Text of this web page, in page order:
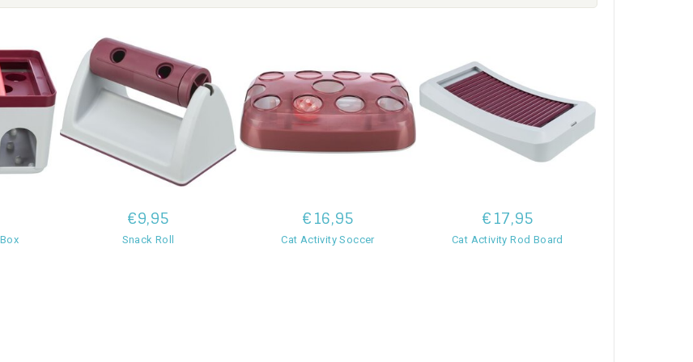
€9,95
Snack Roll
€16,95
Cat Activity Soccer
€17,95
Cat Activity Rod Board